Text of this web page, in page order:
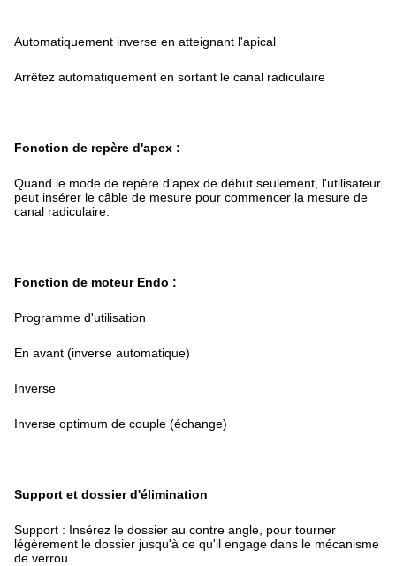
Automatiquement inverse en atteignant l'apical
Arrêtez automatiquement en sortant le canal radiculaire
Fonction de repère d'apex :
Quand le mode de repère d'apex de début seulement, l'utilisateur
peut insérer le câble de mesure pour commencer la mesure de
canal radiculaire.
Fonction de moteur Endo :
Programme d'utilisation
En avant (inverse automatique)
Inverse
Inverse optimum de couple (échange)
Support et dossier d'élimination
Support : Insérez le dossier au contre angle, pour tourner
légèrement le dossier jusqu'à ce qu'il engage dans le mécanisme
de verrou.